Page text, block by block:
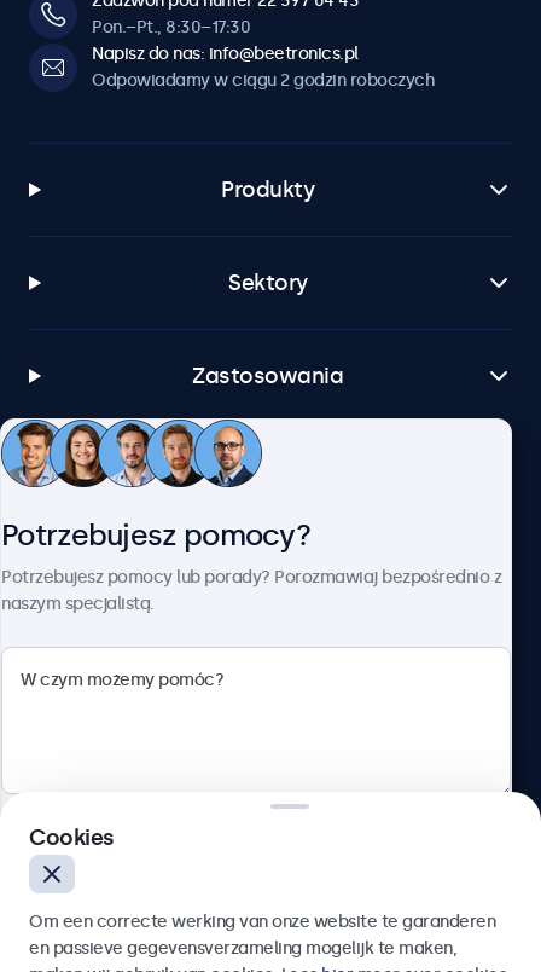
Pon.–Pt., 8:30–17:30
Napisz do nas: info@beetronics.pl
Odpowiadamy w ciągu 2 godzin roboczych
Produkty
Sektory
Zastosowania
Obsługa klienta
Polski
Potrzebujesz pomocy?
Potrzebujesz pomocy lub porady? Porozmawiaj bezpośrednio z
naszym specjalistą.
Wyślij
Cookies
Om een correcte werking van onze website te garanderen
en passieve gegevensverzameling mogelijk te maken,